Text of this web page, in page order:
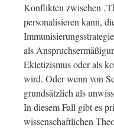
Konflikten zwischen
personalisieren kann,
als
Ekletizismus oder als
wird. Oder wenn von
grundsätzlich als
In diesem Fall gibt es
wissenschaftlichen